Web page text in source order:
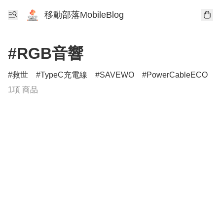
移動部落MobileBlog
#RGB音響
救世 TypeC充電線 SAVEWO PowerCableECO
1項 商品